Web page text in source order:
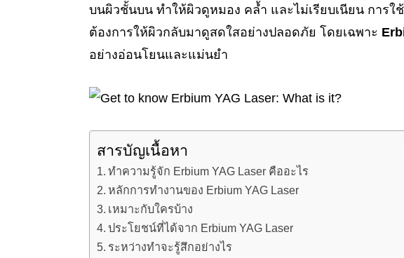
บนผิวชั้นบน ทำให้ผิวดูหมอง คล้ำ และไม่เรียบเนียน การใ
ต้องการให้ผิวกลับมาดูสดใสอย่างปลอดภัย โดยเฉพาะ
อย่างอ่อนโยนและแม่นยำ
สารบัญเนื้อหา
ทำความรู้จัก Erbium YAG Laser คืออะไร
หลักการทำงานของ Erbium YAG Laser
เหมาะกับใครบ้าง
ประโยชน์ที่ได้จาก Erbium YAG Laser
ระหว่างทำจะรู้สึกอย่างไร